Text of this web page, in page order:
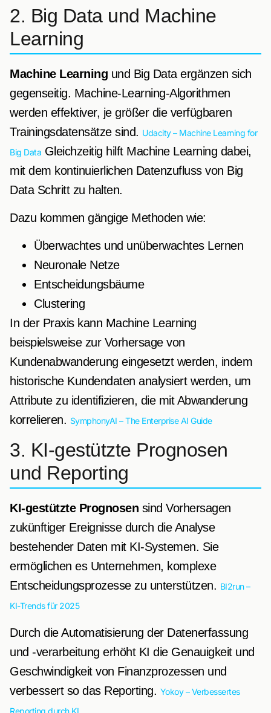
2. Big Data und Machine
Learning
Machine Learning und Big Data ergänzen sich
gegenseitig. Machine-Learning-Algorithmen
werden effektiver, je größer die verfügbaren
Trainingsdatensätze sind. Udacity – Machine Learning for
Big Data Gleichzeitig hilft Machine Learning dabei,
mit dem kontinuierlichen Datenzufluss von Big
Data Schritt zu halten.
Dazu kommen gängige Methoden wie:
Überwachtes und unüberwachtes Lernen
Neuronale Netze
Entscheidungsbäume
Clustering
In der Praxis kann Machine Learning
beispielsweise zur Vorhersage von
Kundenabwanderung eingesetzt werden, indem
historische Kundendaten analysiert werden, um
Attribute zu identifizieren, die mit Abwanderung
korrelieren. SymphonyAI – The Enterprise AI Guide
3. KI-gestützte Prognosen
und Reporting
KI-gestützte Prognosen sind Vorhersagen
zukünftiger Ereignisse durch die Analyse
bestehender Daten mit KI-Systemen. Sie
ermöglichen es Unternehmen, komplexe
Entscheidungsprozesse zu unterstützen. BI2run –
KI-Trends für 2025
Durch die Automatisierung der Datenerfassung
und -verarbeitung erhöht KI die Genauigkeit und
Geschwindigkeit von Finanzprozessen und
verbessert so das Reporting. Yokoy – Verbessertes